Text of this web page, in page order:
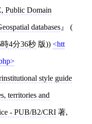
Public Domain
databases (
4分36秒 版)) htt
style guide
territories and
- PUB/B2/CRI 著,